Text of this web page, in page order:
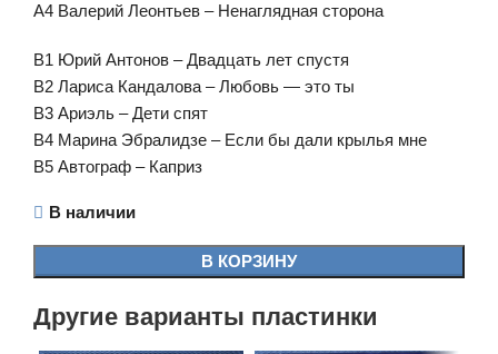
A4 Валерий Леонтьев – Ненаглядная сторона
B1 Юрий Антонов – Двадцать лет спустя
B2 Лариса Кандалова – Любовь — это ты
B3 Ариэль – Дети спят
B4 Марина Эбралидзе – Если бы дали крылья мне
B5 Автограф – Каприз
В наличии
В КОРЗИНУ
Другие варианты пластинки